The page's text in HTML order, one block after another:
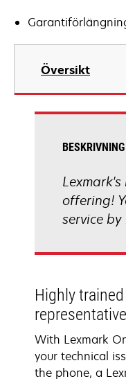
Översikt
offering!
service
Highly
With Lexmark
your technical
the phone, a